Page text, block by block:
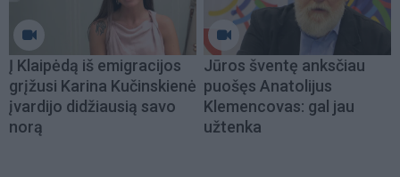
Į Klaipėdą iš emigracijos
grįžusi Karina Kučinskienė
įvardijo didžiausią savo
norą
Jūros šventę anksčiau
puošęs Anatolijus
Klemencovas: gal jau
užtenka